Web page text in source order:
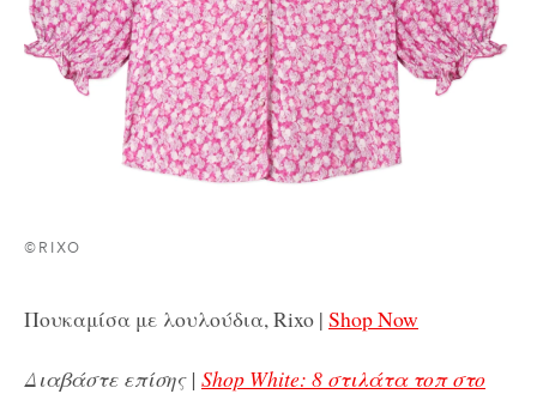
©RIXO
Πουκαμίσα με λουλούδια, Rixo | Shop Now
Διαβάστε επίσης | Shop White: 8 στιλάτα τοπ στο